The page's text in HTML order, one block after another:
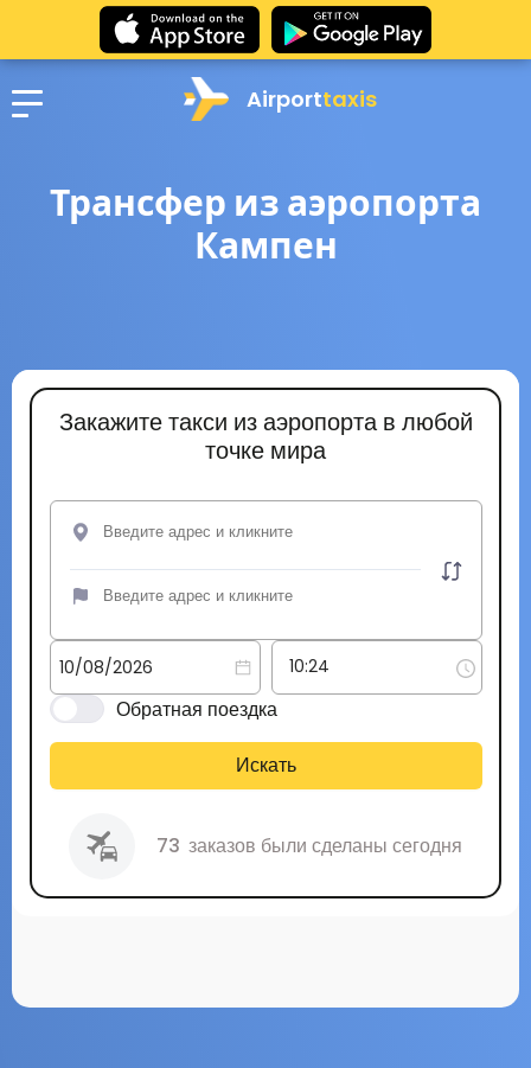
Airporttaxis
Трансфер из аэропорта
Кампен
Закажите такси из аэропорта в любой
точке мира
Обратная поездка
Искать
73 заказов были сделаны сегодня